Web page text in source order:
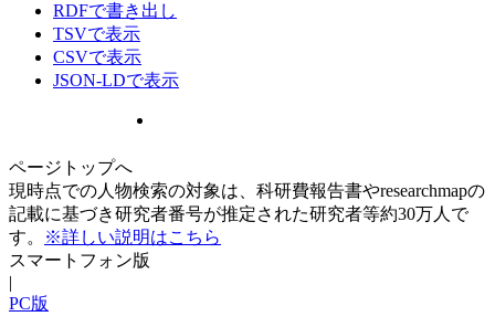
RDFで書き出し
TSVで表示
CSVで表示
JSON-LDで表示
ページトップへ
現時点での人物検索の対象は、科研費報告書やresearchmapの
記載に基づき研究者番号が推定された研究者等約30万人で
す。
※詳しい説明はこちら
スマートフォン版
|
PC版